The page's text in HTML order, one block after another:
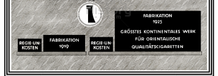
REEMTSMA A.-G. Imperial Tobacco Group
Bild-ID: 40734